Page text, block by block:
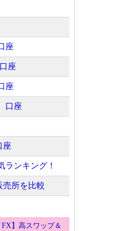
座
座
座
口座
座
ランキング！
売所を比較
FX】高スワップ＆